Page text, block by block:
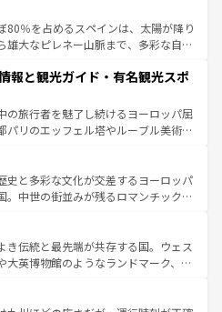
美しい田園風景やアマルフィ海岸の絶
見逃せない。観光の合間には、本場の
絶品のイタリア料理を堪能することも
アで、忘れられない旅をしてみよう！
情報は
80％を占めるスペインは、太陽が降り
雄大なピレネー山脈まで、多彩な自然
では、情熱的なフラメンコ、熱気あふ
味しいタパスが生活の一部となってい
の洗練された雰囲気や、バルセロナの
から、地方では古代ローマ遺跡や中世
風土や気候が異なるスペインはその個
性で訪れる人を魅了する。 なお、新着のスペイン情報は コ
してほしい。
報と観光ガイド・有名観光スポ
の旅行者を魅了し続けるヨーロッパ屈
パリのエッフェル塔やルーブル美術館
まっている。華麗な宮殿、歴史的な大
、そして豊かな自然が、訪れる者を心
、フランスは美食の国としても知ら
発祥地であるランス、プロヴァンスの
畑など、多彩な楽しみ方が可能だ。さ
域にも魅力が溢れており、どの街角に
とそれぞれで全く異なる文化を体験で
史と多彩な文化が交差するヨーロッパ
。中世の街並みが残るロマンチック街
どこを歩いても飽きることがない。ベ
、バイエルン州のアルプスの絶景、そ
ワイン畑といった風景は必見。ビール
体験してほしい。 なお、新着の
き伝統と最先端が共存する国。ウェス
大英博物館のようなランドマーク、歴
力がある。また、優雅なアフタヌーン